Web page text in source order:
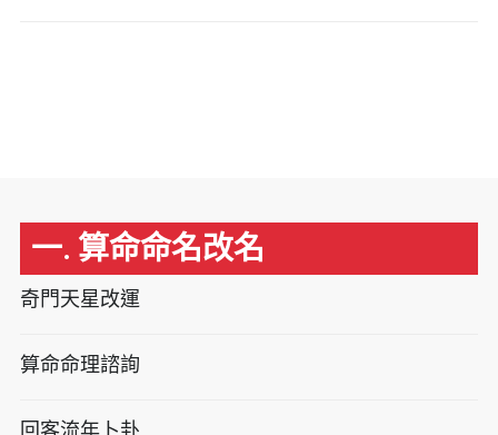
一. 算命命名改名
奇門天星改運
算命命理諮詢